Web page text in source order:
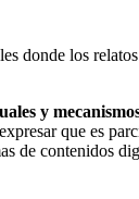
donde los
y
que es
de contenidos